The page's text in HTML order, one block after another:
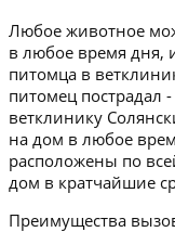
Любое животное
в любое время дня,
питомца в
питомец пострадал
ветклинику
на дом в любое
расположены по
дом в кратчайшие
Преимущества